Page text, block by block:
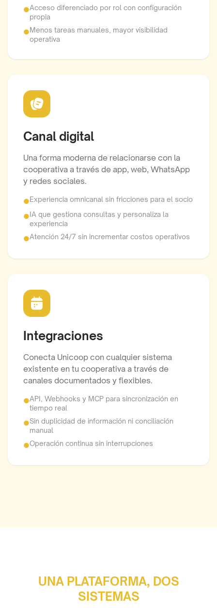
●Acceso diferenciado por rol con configuración
propia
●Menos tareas manuales, mayor visibilidad
operativa
Canal digital
Una forma moderna de relacionarse con la
cooperativa a través de app, web, WhatsApp
y redes sociales.
●Experiencia omnicanal sin fricciones para el socio
●IA que gestiona consultas y personaliza la
experiencia
●Atención 24/7 sin incrementar costos operativos
Integraciones
Conecta Unicoop con cualquier sistema
existente en tu cooperativa a través de
canales documentados y flexibles.
●API, Webhooks y MCP para sincronización en
tiempo real
●Sin duplicidad de información ni conciliación
manual
●Operación continua sin interrupciones
UNA PLATAFORMA, DOS
SISTEMAS